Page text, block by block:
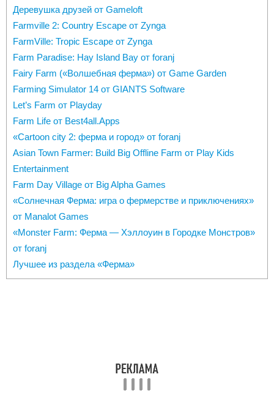
Деревушка друзей от Gameloft
Farmville 2: Country Escape от Zynga
FarmVille: Tropic Escape от Zynga
Farm Paradise: Hay Island Bay от foranj
Fairy Farm («Волшебная ферма») от Game Garden
Farming Simulator 14 от GIANTS Software
Let’s Farm от Playday
Farm Life от Best4all.Apps
«Cartoon city 2: ферма и город» от foranj
Asian Town Farmer: Build Big Offline Farm от Play Kids
Entertainment
Farm Day Village от Big Alpha Games
«Солнечная Ферма: игра о фермерстве и приключениях»
от Manalot Games
«Monster Farm: Ферма — Хэллоуин в Городке Монстров»
от foranj
Лучшее из раздела «Ферма»